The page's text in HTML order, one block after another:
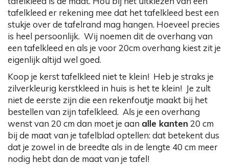
tafelkleed er rekening mee dat het tafelkleed best een
stukje over de tafelrand mag hangen. Hoeveel precies
is heel persoonlijk. Wij noemen dit de overhang van
een tafelkleed en als je voor 20cm overhang kiest zit je
eigenlijk altijd wel goed.
Koop je kerst tafelkleed niet te klein! Heb je straks je
zilverkleurig kerstkleed in huis is het te klein! Je zult
niet de eerste zijn die een rekenfoutje maakt bij het
bestellen van zijn tafelkleed. Als je een overhang
wenst van 20 cm dan moet je aan alle kanten 20 cm
bij de maat van je tafelblad optellen: dat betekent dus
dat je zowel in de breedte als in de lengte 40 cm meer
nodig hebt dan de maat van je tafel!